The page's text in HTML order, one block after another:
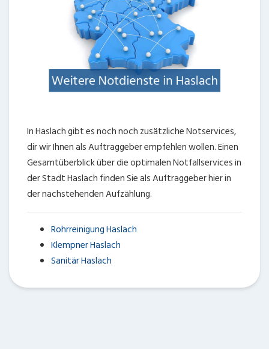
In Haslach gibt es noch noch zusätzliche Notservices,
dir wir Ihnen als Auftraggeber empfehlen wollen. Einen
Gesamtüberblick über die optimalen Notfallservices in
der Stadt Haslach finden Sie als Auftraggeber hier in
der nachstehenden Aufzählung.
Rohrreinigung Haslach
Klempner Haslach
Sanitär Haslach